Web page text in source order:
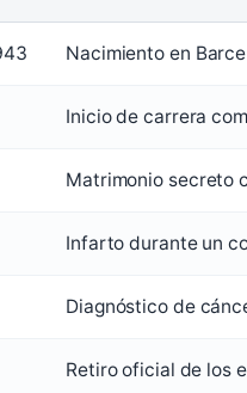
Nacimiento en
Inicio de carrera
Matrimonio secreto
Infarto durante un
Diagnóstico de
Retiro oficial de los